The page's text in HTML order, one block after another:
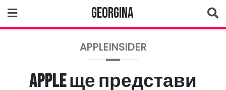
to
content
Georgina
APPLEINSIDER
Apple ще представи